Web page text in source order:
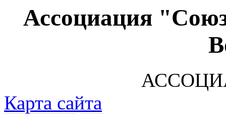
Ассоциация
Карта сайта